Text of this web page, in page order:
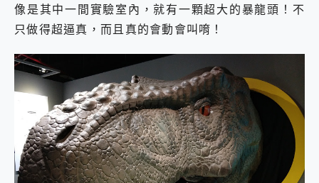
像是其中一間實驗室內，就有一顆超大的暴龍頭！不
只做得超逼真，而且真的會動會叫唷！